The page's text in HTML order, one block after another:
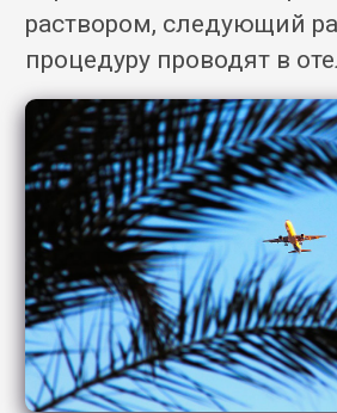
раствором, следующий
процедуру проводят в